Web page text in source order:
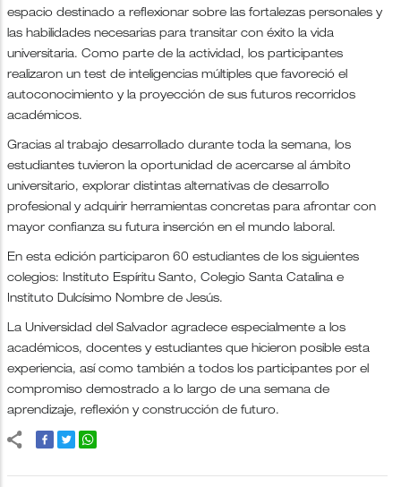
espacio destinado a reflexionar sobre las fortalezas personales y
las habilidades necesarias para transitar con éxito la vida
universitaria. Como parte de la actividad, los participantes
realizaron un test de inteligencias múltiples que favoreció el
autoconocimiento y la proyección de sus futuros recorridos
académicos.
Gracias al trabajo desarrollado durante toda la semana, los
estudiantes tuvieron la oportunidad de acercarse al ámbito
universitario, explorar distintas alternativas de desarrollo
profesional y adquirir herramientas concretas para afrontar con
mayor confianza su futura inserción en el mundo laboral.
En esta edición participaron 60 estudiantes de los siguientes
colegios: Instituto Espíritu Santo, Colegio Santa Catalina e
Instituto Dulcísimo Nombre de Jesús.
La Universidad del Salvador agradece especialmente a los
académicos, docentes y estudiantes que hicieron posible esta
experiencia, así como también a todos los participantes por el
compromiso demostrado a lo largo de una semana de
aprendizaje, reflexión y construcción de futuro.